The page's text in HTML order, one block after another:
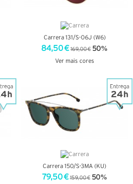
Carrera 131/S-06J (W6)
84,50 € 169,00 € 50%
Ver mais cores
Carrera 150/S-3MA (KU)
79,50 € 159,00 € 50%